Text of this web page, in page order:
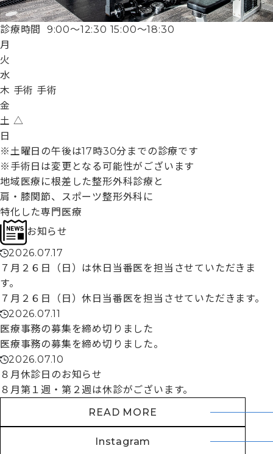
診療時間 9:00〜12:30 15:00〜18:30
月
火
水
木 手術 手術
金
土 △
日
※土曜日の午後は17時30分までの診療です
※手術日は変更となる可能性がございます
地域医療に根差した整形外科診療 と
肩・膝関節、スポーツ整形外科に
特化した専門医療
お知らせ
2026.07.17
７月２６日（日）は休日当番医を担当させていただきま
す。
７月２６日（日）休日当番医を担当させていただきます。
2026.07.11
医療事務の募集を締め切りました
医療事務の募集を締め切りました。
2026.07.10
８月休診日のお知らせ
８月第１週・第２週は休診がございます。
READ MORE
Instagram